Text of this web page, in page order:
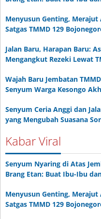
Menyusun Genting, Merajut
Satgas TMMD 129
Jalan Baru, Harapan Baru:
Mengangkut Rezeki Lewat
Wajah Baru Jembatan
Senyum Warga Kesongo
Senyum Ceria Anggi dan
yang Mengubah Suasana
Kabar Viral
Senyum Nyaring di Atas
Brang Etan: Buat Ibu-Ibu
Menyusun Genting, Merajut
Satgas TMMD 129